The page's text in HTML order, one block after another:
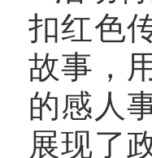
扣红色
故事，
的感人
展现了